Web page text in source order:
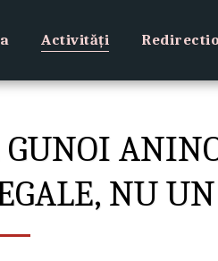
Activități
NU UN